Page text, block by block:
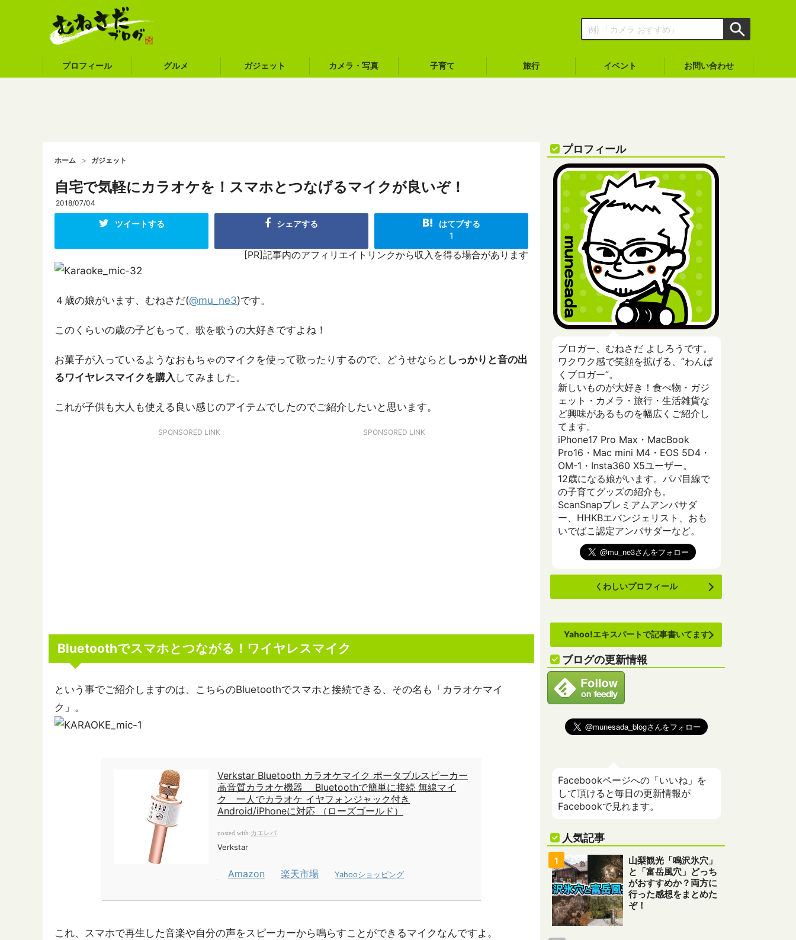
プロフィール グルメ ガジェット カメラ・写真 子育て 旅行 イベント お問い合わせ
ホーム ガジェット
自宅で気軽にカラオケを！スマホとつなげるマイクが良いぞ！
2018/07/04
ツイートする シェアする
はてブする
1
[PR]記事内のアフィリエイトリンクから収入を得る場合があります
４歳の娘がいます、むねさだ(@mu_ne3)です。
このくらいの歳の子どもって、歌を歌うの大好きですよね！
お菓子が入っているようなおもちゃのマイクを使って歌ったりするので、どうせならと しっかりと音の出
るワイヤレスマイクを購入 してみました。
これが子供も大人も使える良い感じのアイテムでしたのでご紹介したいと思います。
SPONSORED LINK SPONSORED LINK
Bluetoothでスマホとつながる！ワイヤレスマイク
という事でご紹介しますのは、こちらのBluetoothでスマホと接続できる、その名も「カラオケマイ
ク」。
Verkstar Bluetooth カラオケマイク ポータブルスピーカー
高音質カラオケ機器 Bluetoothで簡単に接続 無線マイ
ク 一人でカラオケ イヤフォンジャック付き
Android/iPhoneに対応 （ローズゴールド）
posted with カエレバ
Verkstar
Amazon 楽天市場 Yahooショッピング
これ、スマホで再生した音楽や自分の声をスピーカーから鳴らすことができるマイクなんですよ。
プロフィール
ブロガー、むねさだ よしろうです。
ワクワク感で笑顔を拡げる、”わんぱ
くブロガー”。
新しいものが大好き！食べ物・ガジ
ェット・カメラ・旅行・生活雑貨な
ど興味があるものを幅広くご紹介し
てます。
iPhone17 Pro Max・MacBook
Pro16・Mac mini M4・EOS 5D4・
OM-1・Insta360 X5ユーザー。
12歳になる娘がいます。パパ目線で
の子育てグッズの紹介も。
ScanSnapプレミアムアンバサダ
ー、HHKBエバンジェリスト、おも
いでばこ認定アンバサダーなど。
くわしいプロフィール
Yahoo!エキスパートで記事書いてます
ブログの更新情報
Facebookページへの「いいね」を
して頂けると毎日の更新情報が
Facebookで見れます。
人気記事
山梨観光「鳴沢氷穴」
と「富岳風穴」どっち
がおすすめか？両方に
行った感想をまとめた
ぞ！